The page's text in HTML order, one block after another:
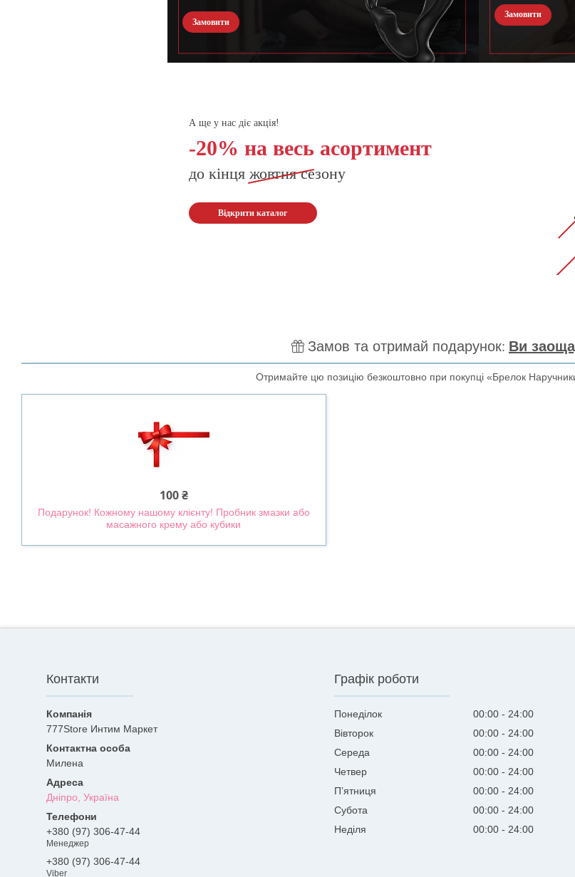
Замовити
Замовити
А ще у нас діє акція!
-20% на весь асортимент
до кінця жовтнясезону
Відкрити каталог
Замов та отримай подарунок Ви
Отримайте цю позицію безкоштовно при покупці «Брелок
100 ₴
Подарунок! Кожному нашому клієнту! Пробник змазки або
масажного крему або кубики
Контакти
777Store Интим Маркет
Милена
Дніпро, Україна
+380 (97) 306-47-44
Менеджер
+380 (97) 306-47-44
Viber
Графік роботи
Понеділок 00:00
24:00
Вівторок
00:00
24:00
Середа
00:00
24:00
Четвер
00:00
24:00
Пʼятниця
00:00
24:00
Субота
00:00
24:00
Неділя
00:00 24:00